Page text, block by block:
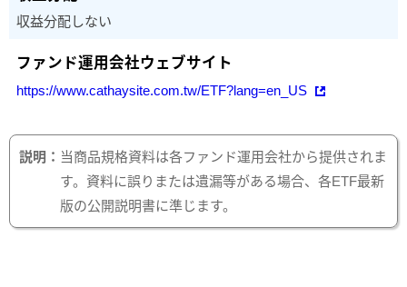
収益分配しない
https://www.cathaysite.com.tw/ETF?lang=en_US
説明： 当商品規格資料は各ファンド運用会社から提供されま
す。資料に誤りまたは遺漏等がある場合、各ETF最新
版の公開説明書に準じます。